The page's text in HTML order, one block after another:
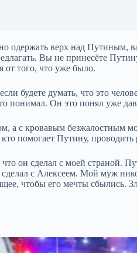
одержать верх над Путиным,
Вы не принесёте
от того, что уже было.
будете думать, что это
понимал. Он это понял уже
а с кровавым безжалостным
помогает Путину, проводить
он сделал с моей страной.
сделал с Алексеем. Мой муж
чтобы его мечты сбылись.